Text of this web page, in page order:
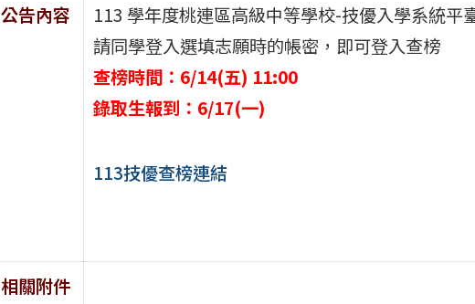
公告內容
113 學年度桃連區高級中等學校-技優入學系統平
請同學登入選填志願時的帳密，即可登入查榜
查榜時間：6/14(五) 11:00
錄取生報到：6/17(一)
113技優查榜連結
相關附件